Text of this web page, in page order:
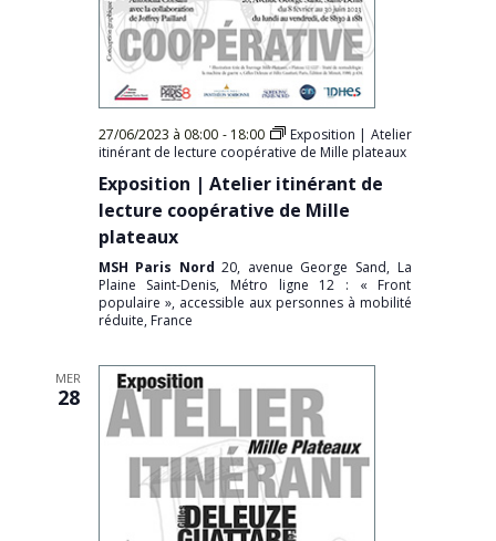
27/06/2023 à 08:00 - 18:00
Exposition | Atelier
itinérant de lecture coopérative de Mille plateaux
Exposition | Atelier itinérant de
lecture coopérative de Mille
plateaux
MSH Paris Nord20, avenue George Sand, La
Plaine Saint-Denis, Métro ligne 12 : « Front
populaire », accessible aux personnes à mobilité
réduite, France
MER
28